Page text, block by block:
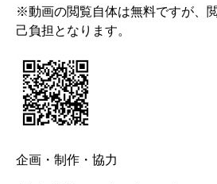
※動画の閲覧自体は無料ですが、
己負担となります。
企画・制作・協力